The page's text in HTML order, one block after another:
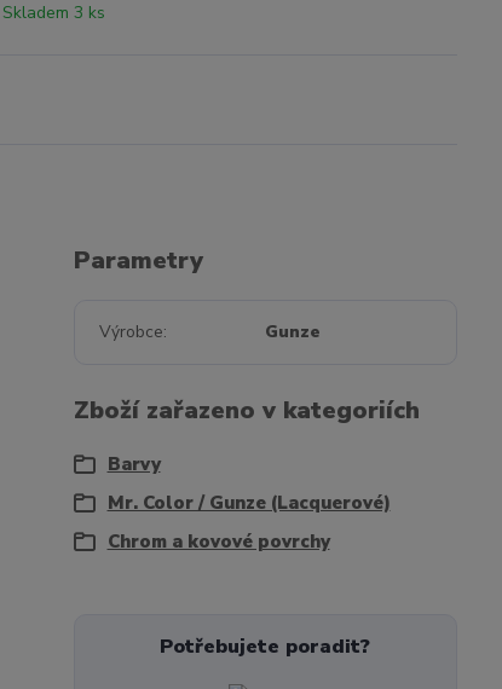
Skladem 3 ks
Parametry
Výrobce Gunze
Zboží zařazeno v kategoriích
Barvy
Mr. Color / Gunze (Lacquerové)
Chrom a kovové povrchy
Potřebujete poradit?